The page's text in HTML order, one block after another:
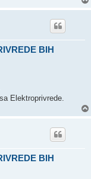
BIH
Elektroprivrede.
BIH